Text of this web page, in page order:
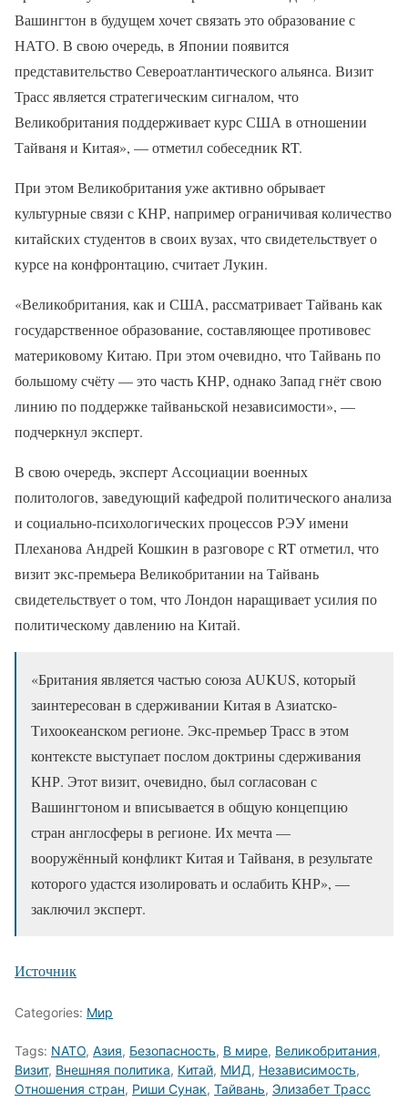
Вашингтон в будущем хочет связать это образование с
НАТО. В свою очередь, в Японии появится
представительство Североатлантического альянса. Визит
Трасс является стратегическим сигналом, что
Великобритания поддерживает курс США в отношении
Тайваня и Китая», — отметил собеседник RT.
При этом Великобритания уже активно обрывает
культурные связи с КНР, например ограничивая количество
китайских студентов в своих вузах, что свидетельствует о
курсе на конфронтацию, считает Лукин.
«Великобритания, как и США, рассматривает Тайвань как
государственное образование, составляющее противовес
материковому Китаю. При этом очевидно, что Тайвань по
большому счёту — это часть КНР, однако Запад гнёт свою
линию по поддержке тайваньской независимости», —
подчеркнул эксперт.
В свою очередь, эксперт Ассоциации военных
политологов, заведующий кафедрой политического анализа
и социально-психологических процессов РЭУ имени
Плеханова Андрей Кошкин в разговоре с RT отметил, что
визит экс-премьера Великобритании на Тайвань
свидетельствует о том, что Лондон наращивает усилия по
политическому давлению на Китай.
«Британия является частью союза AUKUS, который
заинтересован в сдерживании Китая в Азиатско-
Тихоокеанском регионе. Экс-премьер Трасс в этом
контексте выступает послом доктрины сдерживания
КНР. Этот визит, очевидно, был согласован с
Вашингтоном и вписывается в общую концепцию
стран англосферы в регионе. Их мечта —
вооружённый конфликт Китая и Тайваня, в результате
которого удастся изолировать и ослабить КНР», —
заключил эксперт.
Источник
Categories: Мир
Tags: NATO, Азия, Безопасность, В мире, Великобритания,
Визит, Внешняя политика, Китай, МИД, Независимость,
Отношения стран, Риши Сунак, Тайвань, Элизабет Трасс